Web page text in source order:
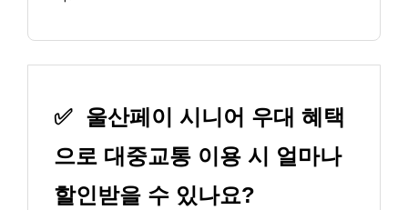
✅ 울산페이 시니어 우대 혜택
으로 대중교통 이용 시 얼마나
할인받을 수 있나요?